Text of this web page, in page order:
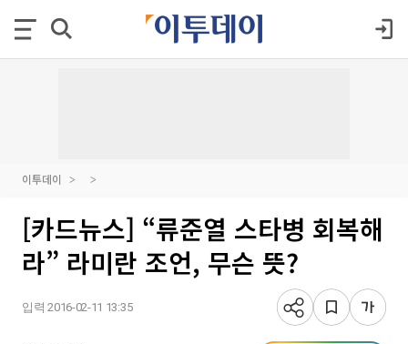
이투데이
[카드뉴스] “류준열 스타병 회복해
라” 라미란 조언, 무슨 뜻?
입력 2016-02-11 13:35